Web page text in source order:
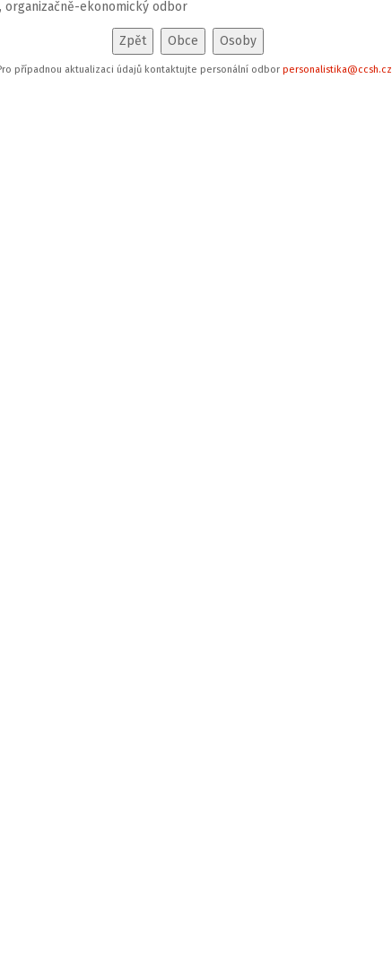
, organizačně-ekonomický odbor
případnou aktualizaci údajů kontaktujte personální odbor personalistika@ccsh.cz